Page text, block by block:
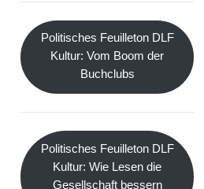
Politisches Feuilleton DLF
Kultur: Vom Boom der
Buchclubs
Politisches Feuilleton DLF
Kultur: Wie Lesen die
Gesellschaft bessern